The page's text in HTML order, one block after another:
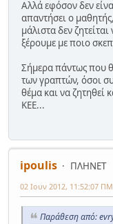
Αλλά εφόσον δεν
απαντήσει ο
μάλιστα δεν
ξέρουμε με ποιο
Σήμερα πάντως που
των γραπτών, όσοι
θέμα και να ζητηθεί
ΚΕΕ...
ipoulis
ΠΛΗΝΕΤ
02 Ιουν 2012, 11:52:07 ΠΜ
Παράθεση από: